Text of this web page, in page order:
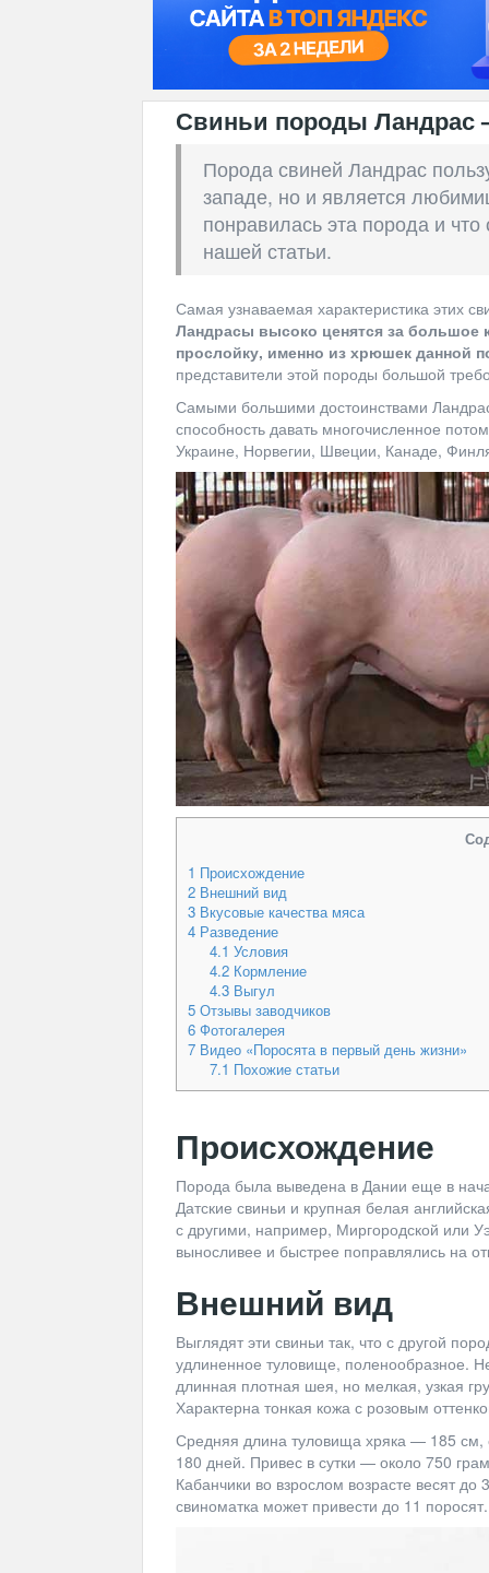
Свиньи породы
Порода свиней Ландрас
западе, но и является
понравилась эта порода и
нашей статьи.
Самая узнаваемая характеристика этих
Ландрасы высоко ценятся за большое
прослойку, именно из хрюшек данной
представители этой породы большой
Самыми большими достоинствами
способность давать многочисленное
Украине, Норвегии, Швеции, Канаде,
1 Происхождение
2 Внешний вид
3 Вкусовые качества мяса
4 Разведение
4.1 Условия
4.2Кормление
4.3Выгул
5 Отзывы заводчиков
6 Фотогалерея
7 Видео «Поросята в первый день жизни»
7.1 Похожие статьи
Происхождение
Порода была выведена в Дании еще в
Датские свиньи и крупная белая
с другими, например, Миргородской или
выносливее и быстрее поправлялись на
Внешний вид
Выглядят эти свиньи так, что с другой
удлиненное туловище, поленообразное.
длинная плотная шея, но мелкая, узкая
Характерна тонкая кожа с розовым
Средняя длина туловища хряка — 185 см,
180 дней. Привес в сутки — около 750
Кабанчики во взрослом возрасте весят
свиноматка может привести до 11 поросят.